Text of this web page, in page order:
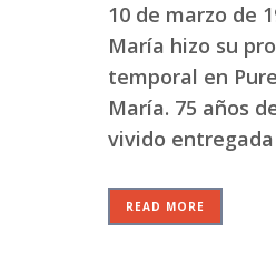
10 de marzo de
María hizo su
temporal en
María. 75 años
vivido entregada
READ MORE